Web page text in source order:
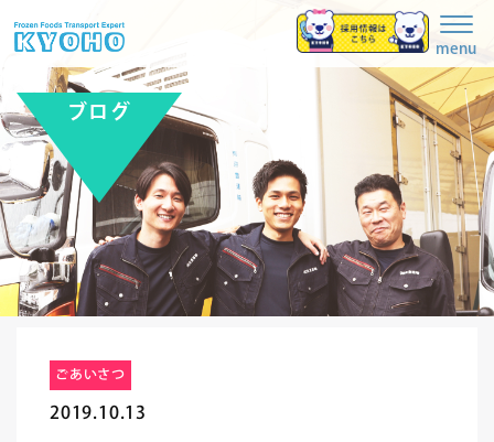
menu
ブログ
ごあいさつ
2019.10.13